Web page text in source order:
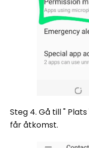
Steg 4. Gå till "
får åtkomst.